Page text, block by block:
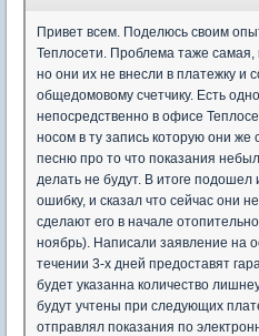
Привет всем. Поделюсь своим
Теплосети. Проблема таже
но они их не внесли в платежку и
общедомовому счетчику. Есть
непосредственно в офисе
носом в ту запись которую они
песню про то что показания
делать не будут. В итоге подошел
ошибку, и сказал что сейчас они
сделают его в начале
ноябрь). Написали заявление на
течении 3-х дней предоставят
будет указанна количество
будут учтены при следующих
отправлял показания по